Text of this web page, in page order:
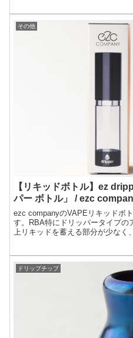
その他
【リキッドボトル】ez
パー ボトル」 / ezc
ezc companyのVAPEリキッドボ
す。RBA特にドリッパータイプの
上リキッドを蓄える部分が少なく
ドリップチップ